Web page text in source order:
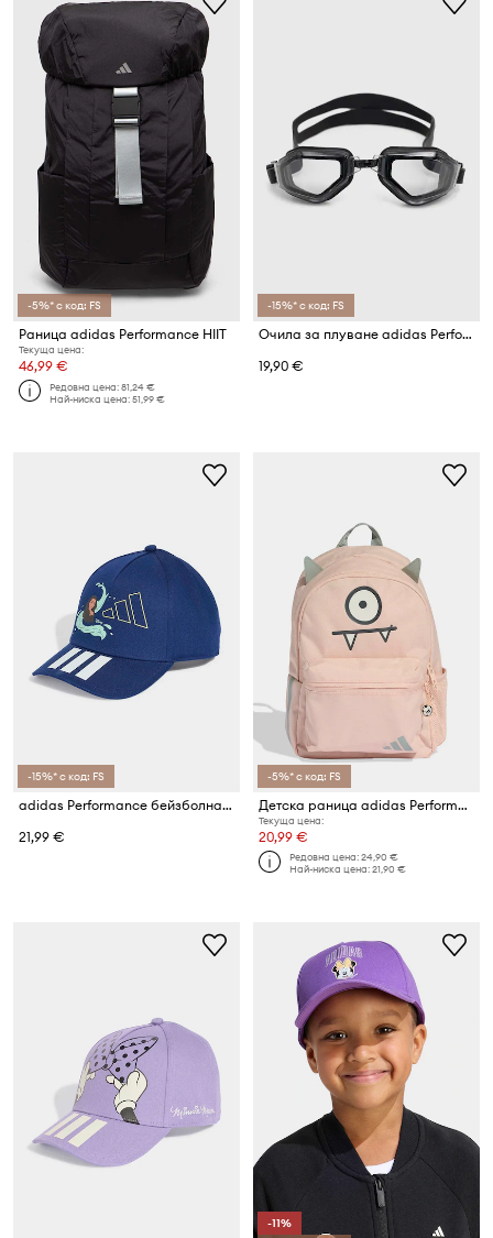
-5%* с код: FS
Раница adidas Performance HIIT
Текуща цена:
46,99 €
Редовна цена:81,24 €
Най-ниска цена:51,99 €
-15%* с код: FS
Очила за плуване adidas Performance Ripstream Starter
19,90 €
-15%* с код: FS
adidas Performance бейзболна шапка за деца от памук DISNEY
21,99 €
-5%* с код: FS
Детска раница adidas Performance TRNSTR
Текуща цена:
20,99 €
Редовна цена:24,90 €
Най-ниска цена:21,90 €
-11%